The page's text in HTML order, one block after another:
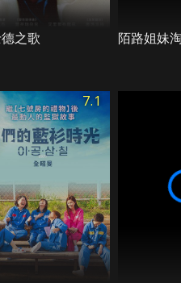
之歌 陌路姐妹
7.1